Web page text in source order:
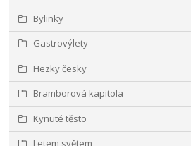
Bylinky
Gastrovýlety
Hezky česky
Bramborová kapitola
Kynuté těsto
Letem světem